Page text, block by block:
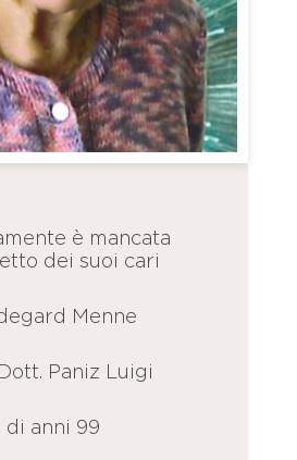
è mancata
dei suoi cari
Menne
Paniz Luigi
di anni 99